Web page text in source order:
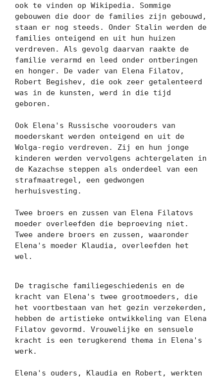
ook te vinden op Wikipedia. Sommige
gebouwen die door de families zijn gebouwd,
staan ​​er nog steeds. Onder Stalin werden de
families onteigend en uit hun huizen
verdreven. Als gevolg daarvan raakte de
familie verarmd en leed onder ontberingen
en honger. De vader van Elena Filatov,
Robert Begishev, die ook zeer getalenteerd
was in de kunsten, werd in die tijd
geboren.
Ook Elena's Russische voorouders van
moederskant werden onteigend en uit de
Wolga-regio verdreven. Zij en hun jonge
kinderen werden vervolgens achtergelaten in
de Kazachse steppen als onderdeel van een
strafmaatregel, een gedwongen
herhuisvesting.
Twee broers en zussen van Elena Filatovs
moeder overleefden die beproeving niet.
Twee andere broers en zussen, waaronder
Elena's moeder Klaudia, overleefden het
wel.
De tragische familiegeschiedenis en de
kracht van Elena's twee grootmoeders, die
het voortbestaan ​​van het gezin verzekerden,
hebben de artistieke ontwikkeling van Elena
Filatov gevormd. Vrouwelijke en sensuele
kracht is een terugkerend thema in Elena's
werk.
Elena's ouders, Klaudia en Robert, werkten